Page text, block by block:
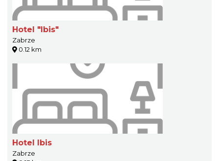
Hotel "Ibis"
Zabrze
0.12 km
Hotel Ibis
Zabrze